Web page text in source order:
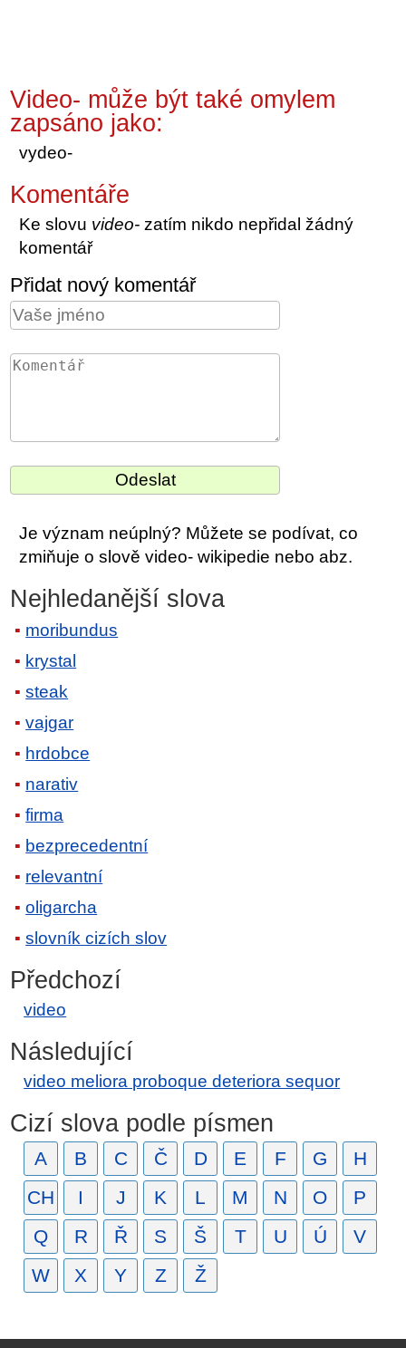
Video- může být také omylem
zapsáno jako:
vydeo-
Komentáře
Ke slovu video- zatím nikdo nepřidal žádný
komentář
Přidat nový komentář
Je význam neúplný? Můžete se podívat, co
zmiňuje o slově video- wikipedie nebo abz.
Nejhledanější slova
moribundus
krystal
steak
vajgar
hrdobce
narativ
firma
bezprecedentní
relevantní
oligarcha
slovník cizích slov
Předchozí
video
Následující
video meliora proboque deteriora sequor
Cizí slova podle písmen
A B C Č D E F G
H
CH
I J K L M N O
P
Q
R Ř S Š T U Ú
V
W
X Y Z Ž